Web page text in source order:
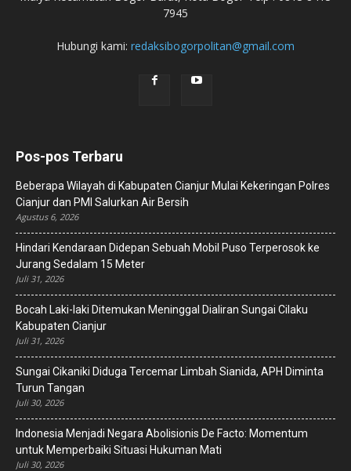
7945
Hubungi kami: redaksibogorpolitan@gmail.com
Pos-pos Terbaru
Beberapa Wilayah di Kabupaten Cianjur Mulai Kekeringan Polres
Cianjur dan PMI Salurkan Air Bersih
Agustus 6, 2026
Hindari Kendaraan Didepan Sebuah Mobil Puso Terperosok ke
Jurang Sedalam 15 Meter
Juli 31, 2026
Bocah Laki-laki Ditemukan Meninggal Dialiran Sungai Cilaku
Kabupaten Cianjur
Juli 31, 2026
Sungai Cikaniki Diduga Tercemar Limbah Sianida, APH Diminta
Turun Tangan
Juli 30, 2026
‎Indonesia Menjadi Negara Abolisionis De Facto: Momentum
untuk Memperbaiki Situasi Hukuman Mati
Juli 30, 2026